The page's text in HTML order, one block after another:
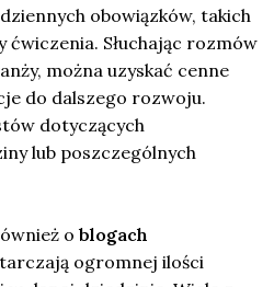
obowiązków, takich
ćwiczenia. Słuchając rozmów
można uzyskać cenne
do dalszego rozwoju.
dotyczących
lub poszczególnych
o blogach
ogromnej ilości